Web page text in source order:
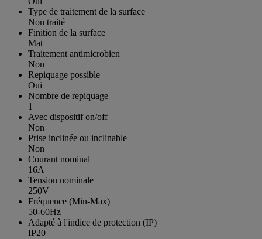
Type de traitement de la surface
Non traité
Finition de la surface
Mat
Traitement antimicrobien
Non
Repiquage possible
Oui
Nombre de repiquage
1
Avec dispositif on/off
Non
Prise inclinée ou inclinable
Non
Courant nominal
16A
Tension nominale
250V
Fréquence (Min-Max)
50-60Hz
Adapté à l'indice de protection (IP)
IP20